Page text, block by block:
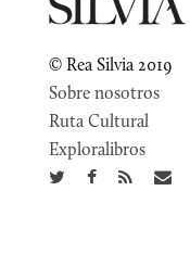
© Rea Silvia 2019
Sobre nosotros
Ruta Cultural
Exploralibros